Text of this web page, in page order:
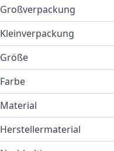
Großverpackung
Kleinverpackung
Größe
Farbe
Material
Herstellermaterial